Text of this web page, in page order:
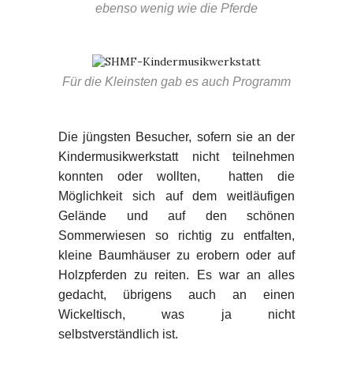
ebenso wenig wie die Pferde
Für die Kleinsten gab es auch Programm
Die jüngsten Besucher, sofern sie an der
Kindermusikwerkstatt nicht teilnehmen
konnten oder wollten, hatten die
Möglichkeit sich auf dem weitläufigen
Gelände und auf den schönen
Sommerwiesen so richtig zu entfalten,
kleine Baumhäuser zu erobern oder auf
Holzpferden zu reiten. Es war an alles
gedacht, übrigens auch an einen
Wickeltisch, was ja nicht
selbstverständlich ist.